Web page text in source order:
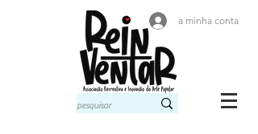
a minha conta